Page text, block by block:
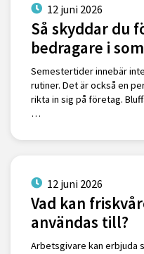
12 juni 2026
Så skyddar du
bedragare i
Semestertider innebär
rutiner. Det är också en
rikta in sig på företag.
…
12 juni 2026
Vad kan
användas till?
Arbetsgivare kan erbjuda